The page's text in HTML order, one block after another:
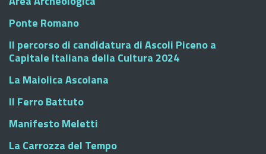
Ponte Romano
Il percorso di candidatura di Ascoli Piceno a
Capitale Italiana della Cultura 2024
La Maiolica Ascolana
Il Ferro Battuto
Manifesto Meletti
La Carrozza del Tempo